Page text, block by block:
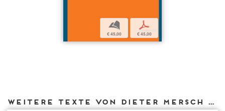
b
€ 45,00
p
€ 45,00
Weitere Texte von Dieter Mersch bei DIAPHANES